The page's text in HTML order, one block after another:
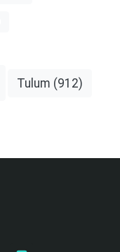
Tulum (912)